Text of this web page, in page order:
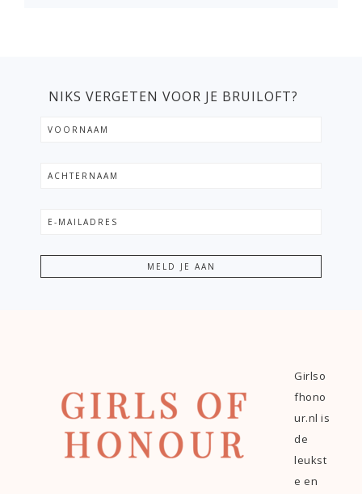
NIKS VERGETEN VOOR JE BRUILOFT?
Girlso
fhono
ur.nl is
de
leukst
e en